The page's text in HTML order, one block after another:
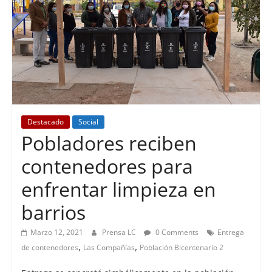
Destacado Social
Pobladores reciben
contenedores para
enfrentar limpieza en
barrios
Marzo 12, 2021 Prensa LC 0 Comments
Entrega
de contenedores, Las Compañías, Población Bicentenario 2